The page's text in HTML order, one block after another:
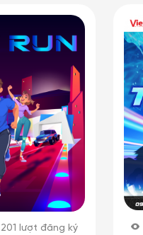
201 lượt đăng ký